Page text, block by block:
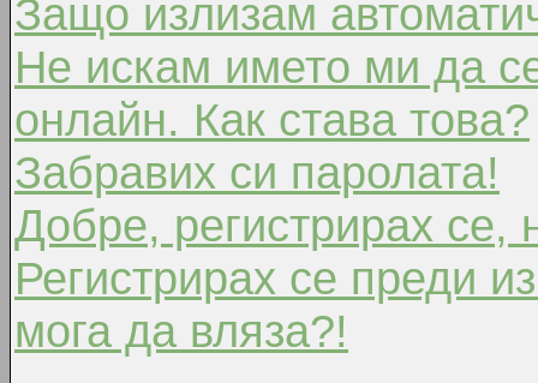
Защо излизам
Не искам името ми да
онлайн. Как става това?
Забравих си паролата!
Добре, регистрирах се,
Регистрирах се преди
мога да вляза?!